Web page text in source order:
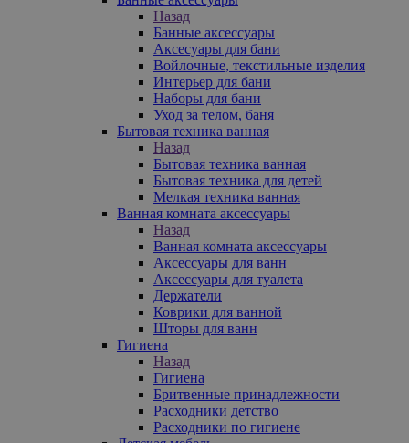
Назад
Банные аксессуары
Аксесуары для бани
Войлочные, текстильные изделия
Интерьер для бани
Наборы для бани
Уход за телом, баня
Бытовая техника ванная
Назад
Бытовая техника ванная
Бытовая техника для детей
Мелкая техника ванная
Ванная комната аксессуары
Назад
Ванная комната аксессуары
Аксессуары для ванн
Аксессуары для туалета
Держатели
Коврики для ванной
Шторы для ванн
Гигиена
Назад
Гигиена
Бритвенные принадлежности
Расходники детство
Расходники по гигиене